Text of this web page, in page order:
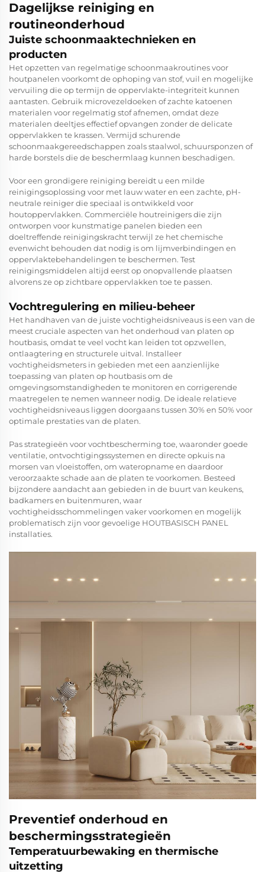
Dagelijkse reiniging en
routineonderhoud
Juiste schoonmaaktechnieken en
producten
Het opzetten van regelmatige schoonmaakroutines voor
houtpanelen voorkomt de ophoping van stof, vuil en mogelijke
vervuiling die op termijn de oppervlakte-integriteit kunnen
aantasten. Gebruik microvezeldoeken of zachte katoenen
materialen voor regelmatig stof afnemen, omdat deze
materialen deeltjes effectief opvangen zonder de delicate
oppervlakken te krassen. Vermijd schurende
schoonmaakgereedschappen zoals staalwol, schuursponzen of
harde borstels die de beschermlaag kunnen beschadigen.
Voor een grondigere reiniging bereidt u een milde
reinigingsoplossing voor met lauw water en een zachte, pH-
neutrale reiniger die speciaal is ontwikkeld voor
houtoppervlakken. Commerciële houtreinigers die zijn
ontworpen voor kunstmatige panelen bieden een
doeltreffende reinigingskracht terwijl ze het chemische
evenwicht behouden dat nodig is om lijmverbindingen en
oppervlaktebehandelingen te beschermen. Test
reinigingsmiddelen altijd eerst op onopvallende plaatsen
alvorens ze op zichtbare oppervlakken toe te passen.
Vochtregulering en milieu-beheer
Het handhaven van de juiste vochtigheidsniveaus is een van de
meest cruciale aspecten van het onderhoud van platen op
houtbasis, omdat te veel vocht kan leiden tot opzwellen,
ontlaagtering en structurele uitval. Installeer
vochtigheidsmeters in gebieden met een aanzienlijke
toepassing van platen op houtbasis om de
omgevingsomstandigheden te monitoren en corrigerende
maatregelen te nemen wanneer nodig. De ideale relatieve
vochtigheidsniveaus liggen doorgaans tussen 30% en 50% voor
optimale prestaties van de platen.
Pas strategieën voor vochtbescherming toe, waaronder goede
ventilatie, ontvochtigingssystemen en directe opkuis na
morsen van vloeistoffen, om wateropname en daardoor
veroorzaakte schade aan de platen te voorkomen. Besteed
bijzondere aandacht aan gebieden in de buurt van keukens,
badkamers en buitenmuren, waar
vochtigheidsschommelingen vaker voorkomen en mogelijk
problematisch zijn voor gevoelige HOUTBASISCH PANEL
installaties.
Preventief onderhoud en
beschermingsstrategieën
Temperatuurbewaking en thermische
uitzetting